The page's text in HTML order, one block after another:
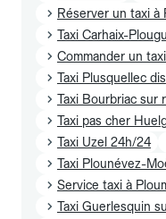
Réserver un taxi à
Taxi Carhaix-
Commander un
Taxi Plusquellec
Taxi Bourbriac sur
Taxi pas cher
Taxi Uzel 24h/24
Taxi Plounévez-
Service taxi à
Taxi Guerlesquin